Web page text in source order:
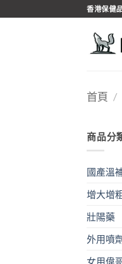
to
香港保健
首頁 /
商品分
國產溫
增大增粗
壯陽藥
外用噴劑
女用偉